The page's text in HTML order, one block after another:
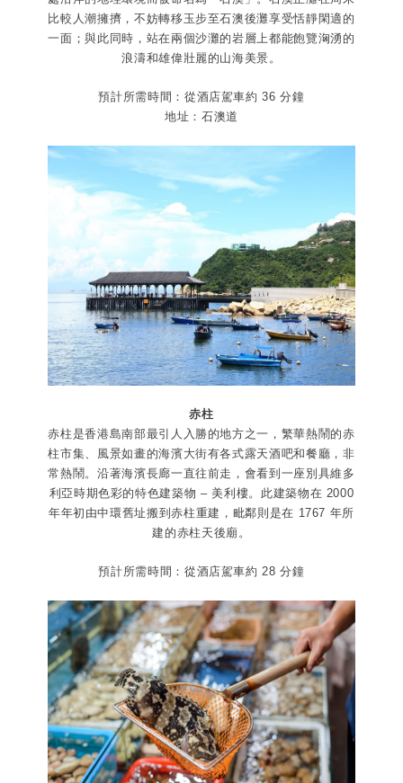
比較人潮擁擠，不妨轉移玉步至石澳後灘享受恬靜閑適的
一面；與此同時，站在兩個沙灘的岩層上都能飽覽洶湧的
浪濤和雄偉壯麗的山海美景。
預計所需時間：從酒店駕車約 36 分鐘
地址：石澳道
赤柱
赤柱是香港島南部最引人入勝的地方之一，繁華熱鬧的赤
柱市集、風景如畫的海濱大街有各式露天酒吧和餐廳，非
常熱鬧。沿著海濱長廊一直往前走，會看到一座別具維多
利亞時期色彩的特色建築物 – 美利樓。此建築物在 2000
年年初由中環舊址搬到赤柱重建，毗鄰則是在 1767 年所
建的赤柱天後廟。
預計所需時間：從酒店駕車約 28 分鐘